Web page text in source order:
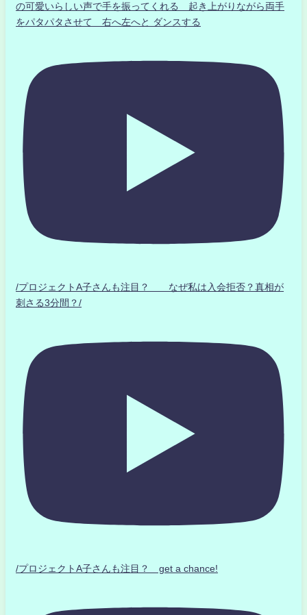
の可愛いらしい声で手を振ってくれる 起き上がりながら両手
をパタパタさせて 右へ左へと ダンスする
/プロジェクトA子さんも注目？ なぜ私は入会拒否？真相が
刺さる3分間？/
/プロジェクトA子さんも注目？ get a chance!